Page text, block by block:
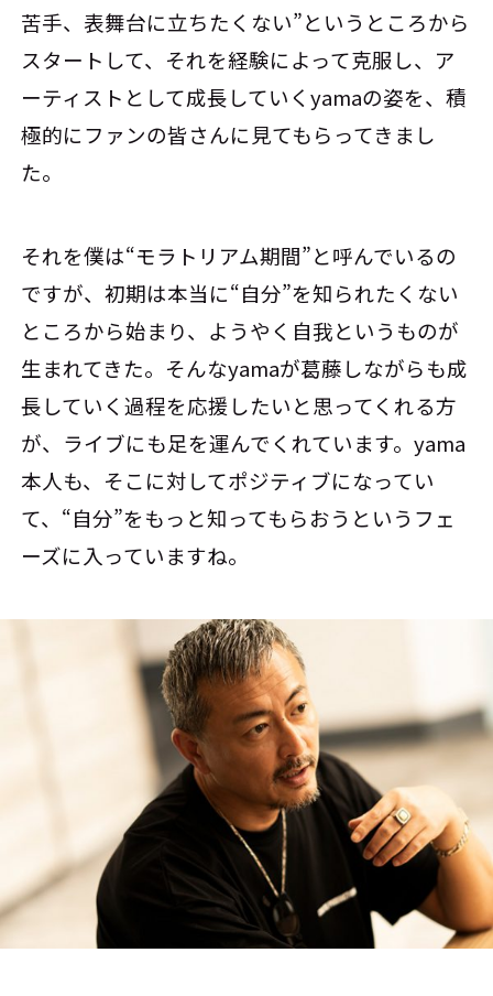
苦手、表舞台に立ちたくない”というところから
スタートして、それを経験によって克服し、ア
ーティストとして成長していくyamaの姿を、積
極的にファンの皆さんに見てもらってきまし
た。
それを僕は“モラトリアム期間”と呼んでいるの
ですが、初期は本当に“自分”を知られたくない
ところから始まり、ようやく自我というものが
生まれてきた。そんなyamaが葛藤しながらも成
長していく過程を応援したいと思ってくれる方
が、ライブにも足を運んでくれています。yama
本人も、そこに対してポジティブになってい
て、“自分”をもっと知ってもらおうというフェ
ーズに入っていますね。